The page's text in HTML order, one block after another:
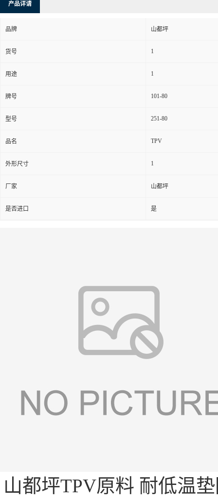
产品详请
品牌 山都坪
货号 1
用途 1
牌号 101-80
型号 251-80
品名 TPV
外形尺寸 1
厂家 山都坪
是否进口 是
山都坪TPV原料 耐低温